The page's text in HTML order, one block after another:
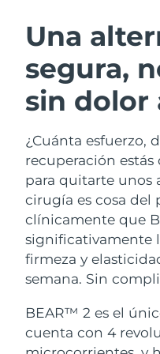
Una
segura,
sin dolor
¿Cuánta esfuerzo,
recuperación estás
para quitarte unos
cirugía es cosa del
clínicamente que
significativamente
firmeza y
semana. Sin
BEAR™ 2 es el
cuenta con 4
Limpieza facial
Anti-aging
LUNA™
Massage,
LUNA™
BEAR™
BEAR™
Hidratación
UFO™
Deep
UFO™ 3
Near-
device
issa™ 4
Hybrid
Smart
TRATAMIENTO
Antiedad
Austria
Baréin
Bélgica
Bermudas
Bosnia y
Brunéi
Bulgaria
Canadá
Chile